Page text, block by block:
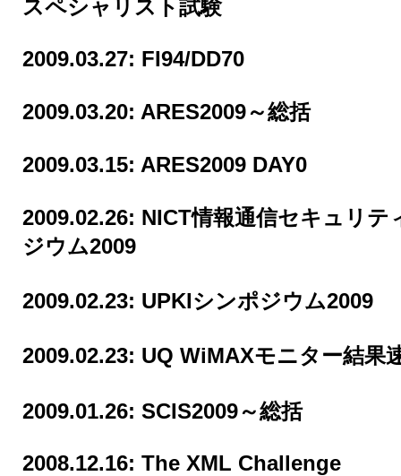
スペシャリスト試験
2009.03.27: FI94/DD70
2009.03.20: ARES2009～総括
2009.03.15: ARES2009 DAY0
2009.02.26: NICT情報通信セキュリテ
ジウム2009
2009.02.23: UPKIシンポジウム2009
2009.02.23: UQ WiMAXモニター結果
2009.01.26: SCIS2009～総括
2008.12.16: The XML Challenge